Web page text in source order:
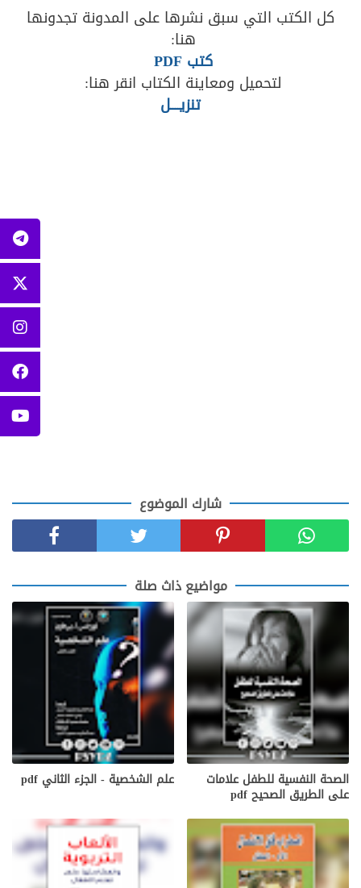
كل الكتب التي سبق نشرها على المدونة تجدونها
هنا:
كتب PDF
لتحميل ومعاينة الكتاب انقر هنا:
تنزيــــل
شارك الموضوع
مواضيع ذاث صلة
الصحة النفسية للطفل علامات
على الطريق الصحيح pdf
علم الشخصية - الجزء الثاني pdf